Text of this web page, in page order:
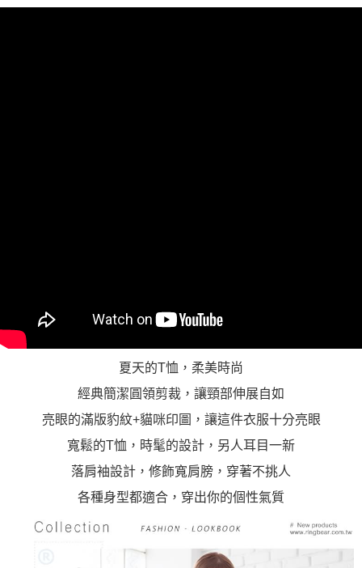
夏天的T恤，柔美時尚
經典簡潔圓領剪裁，讓頸部伸展自如
亮眼的滿版豹紋+貓咪印圖，讓這件衣服十分亮眼
寬鬆的T恤，時髦的設計，另人耳目一新
落肩袖設計，修飾寬肩膀，穿著不挑人
各種身型都適合，穿出你的個性氣質